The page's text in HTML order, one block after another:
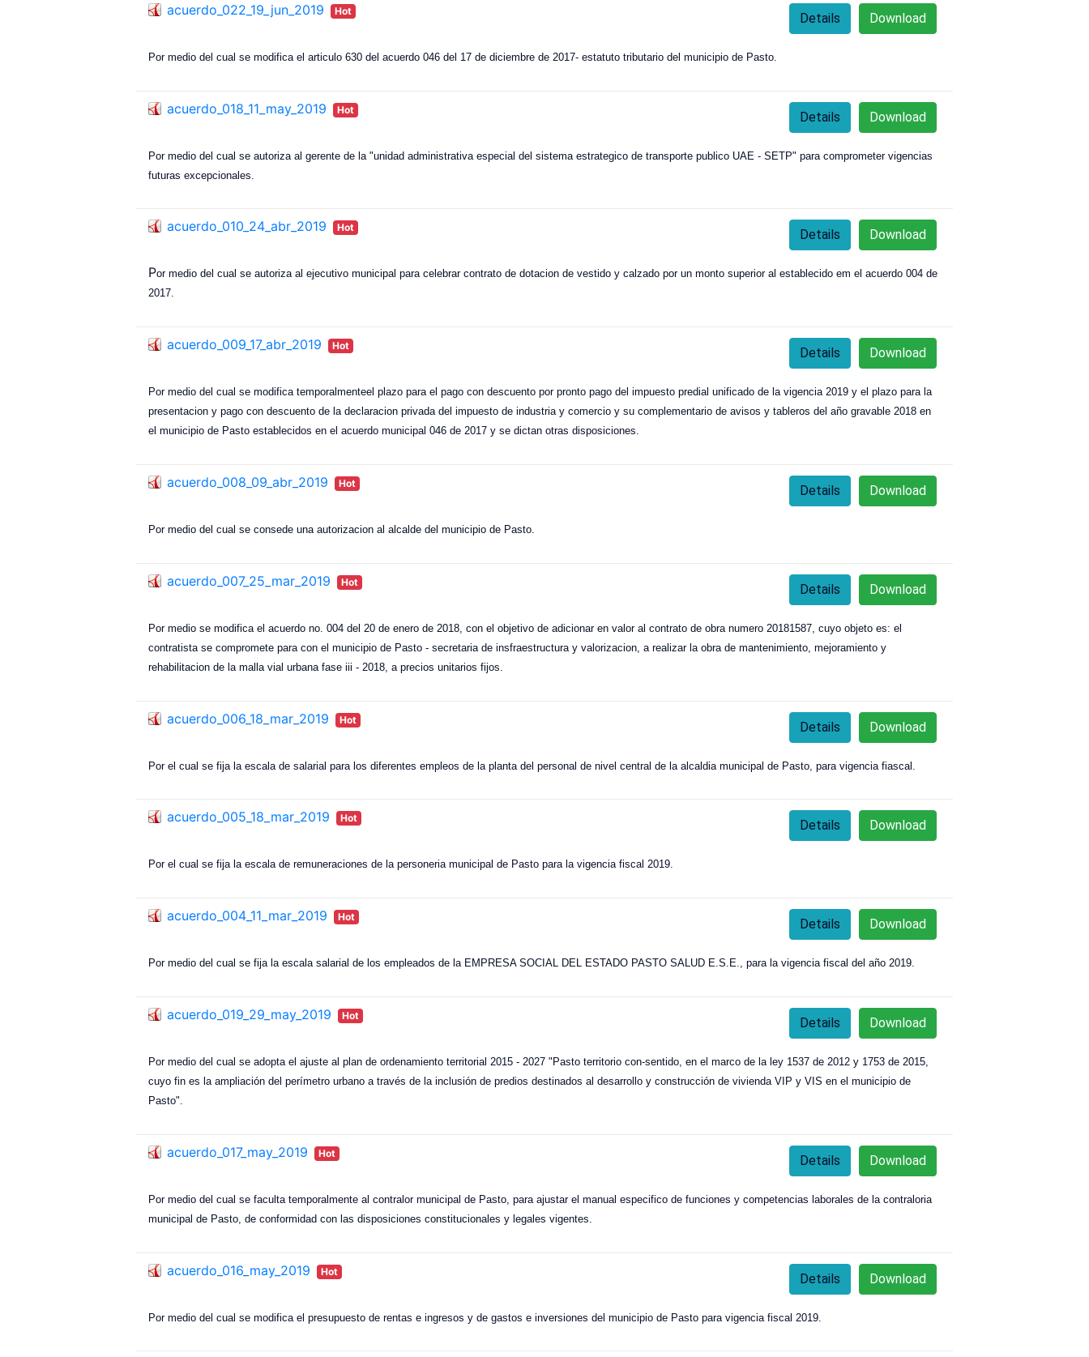
acuerdo_022_19_jun_2019 Hot Download
Details
Por medio del cual se modifica el articulo 630 del acuerdo 046 del 17 de diciembre de 2017- estatuto tributario del municipio de Pasto.
acuerdo_018_11_may_2019 Hot Download
Details
Por medio del cual se autoriza al gerente de la "unidad administrativa especial del sistema estrategico de transporte publico UAE - SETP" para comprometer vigencias
futuras excepcionales.
acuerdo_010_24_abr_2019 Hot Download
Details
Por medio del cual se autoriza al ejecutivo municipal para celebrar contrato de dotacion de vestido y calzado por un monto superior al establecido em el acuerdo 004 de
2017.
acuerdo_009_17_abr_2019 Hot Download
Details
Por medio del cual se modifica temporalmenteel plazo para el pago con descuento por pronto pago del impuesto predial unificado de la vigencia 2019 y el plazo para la
presentacion y pago con descuento de la declaracion privada del impuesto de industria y comercio y su complementario de avisos y tableros del año gravable 2018 en
el municipio de Pasto establecidos en el acuerdo municipal 046 de 2017 y se dictan otras disposiciones.
acuerdo_008_09_abr_2019 Hot Download
Details
Por medio del cual se consede una autorizacion al alcalde del municipio de Pasto.
acuerdo_007_25_mar_2019 Hot Download
Details
Por medio se modifica el acuerdo no. 004 del 20 de enero de 2018, con el objetivo de adicionar en valor al contrato de obra numero 20181587, cuyo objeto es: el
contratista se compromete para con el municipio de Pasto - secretaria de insfraestructura y valorizacion, a realizar la obra de mantenimiento, mejoramiento y
rehabilitacion de la malla vial urbana fase iii - 2018, a precios unitarios fijos.
acuerdo_006_18_mar_2019 Hot Download
Details
Por el cual se fija la escala de salarial para los diferentes empleos de la planta del personal de nivel central de la alcaldia municipal de Pasto, para vigencia fiascal.
acuerdo_005_18_mar_2019 Hot Download
Details
Por el cual se fija la escala de remuneraciones de la personeria municipal de Pasto para la vigencia fiscal 2019.
acuerdo_004_11_mar_2019 Hot Download
Details
Por medio del cual se fija la escala salarial de los empleados de la EMPRESA SOCIAL DEL ESTADO PASTO SALUD E.S.E., para la vigencia fiscal del año 2019.
acuerdo_019_29_may_2019 Hot Download
Details
Por medio del cual se adopta el ajuste al plan de ordenamiento territorial 2015 - 2027 "Pasto territorio con-sentido, en el marco de la ley 1537 de 2012 y 1753 de 2015,
cuyo fin es la ampliación del perímetro urbano a través de la inclusión de predios destinados al desarrollo y construcción de vivienda VIP y VIS en el municipio de
Pasto".
acuerdo_017_may_2019 Hot Download
Details
Por medio del cual se faculta temporalmente al contralor municipal de Pasto, para ajustar el manual especifico de funciones y competencias laborales de la contraloria
municipal de Pasto, de conformidad con las disposiciones constitucionales y legales vigentes.
acuerdo_016_may_2019 Hot Download
Details
Por medio del cual se modifica el presupuesto de rentas e ingresos y de gastos e inversiones del municipio de Pasto para vigencia fiscal 2019.